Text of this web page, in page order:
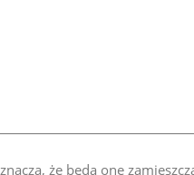
że będą one